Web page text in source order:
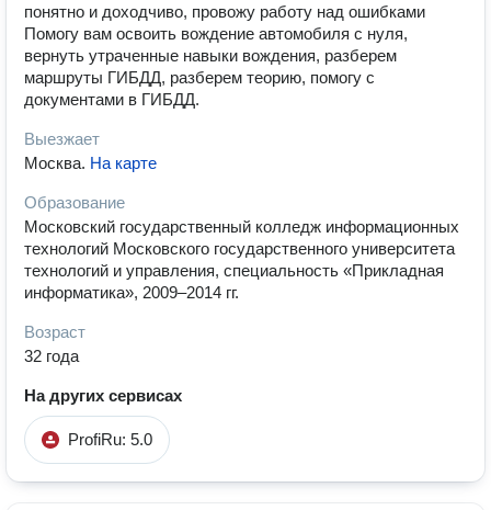
понятно и доходчиво, провожу работу над ошибками
Помогу вам освоить вождение автомобиля с нуля,
вернуть утраченные навыки вождения, разберем
маршруты ГИБДД, разберем теорию, помогу с
документами в ГИБДД.
Выезжает
Москва. На карте
Образование
Московский государственный колледж информационных
технологий Московского государственного университета
технологий и управления, специальность «Прикладная
информатика», 2009–2014 гг.
Возраст
32 года
На других сервисах
ProfiRu: 5.0